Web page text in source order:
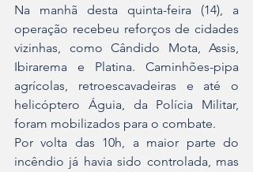
Na manhã desta quinta-feira (14), a
operação recebeu reforços de cidades
vizinhas, como Cândido Mota, Assis,
Ibirarema e Platina. Caminhões-pipa
agrícolas, retroescavadeiras e até o
helicóptero Águia, da Polícia Militar,
foram mobilizados para o combate.
Por volta das 10h, a maior parte do
incêndio já havia sido controlada, mas